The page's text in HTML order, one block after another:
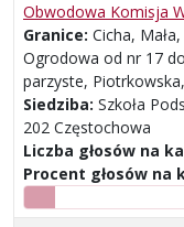
Obwodowa Komisja
Granice: Cicha,
Ogrodowa od nr 17
parzyste,
Siedziba: Szkoła
202 Częstochowa
Liczba głosów na
Procent głosów na